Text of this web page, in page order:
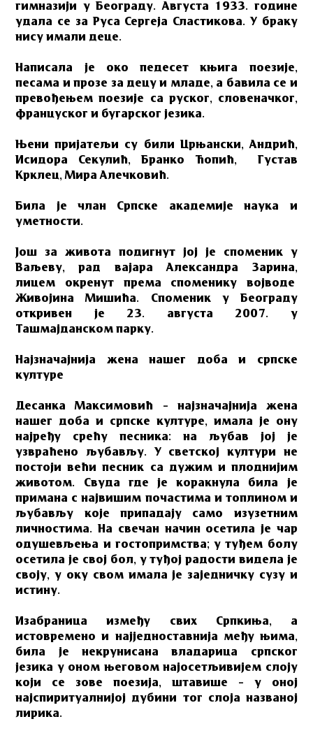
гимназији у Београду. Августа 1933. године
удала се за Руса Сергеја Сластикова. У браку
нису имали деце.
Написала је око педесет књига поезије,
песама и прозе за децу и младе, а бавила се и
превођењем поезије са руског, словеначког,
француског и бугарског језика.
Њени пријатељи су били Црњански, Андрић,
Исидора Секулић, Бранко Ћопић, Густав
Крклец, Мира Алечковић.
Била је члан Српске академије наука и
уметности.
Још за живота подигнут јој је споменик у
Ваљеву, рад вајара Александра Зарина,
лицем окренут према споменику војводе
Живојина Мишића. Споменик у Београду
откривен је 23. августа 2007. у
Ташмајданском парку.
Најзначајнија жена нашег доба и српске
културе
Десанка Максимовић – најзначајнија жена
нашег доба и српске културе, имала је ону
најређу срећу песника: на љубав јој је
узвраћено љубављу. У светској култури не
постоји већи песник са дужим и плоднијим
животом. Свуда где је коракнула била је
примана с највишим почастима и топлином и
љубављу које припадају само изузетним
личностима. На свечан начин осетила је чар
одушевљења и гостопримства; у туђем болу
осетила је свој бол, у туђој радости видела је
своју, у оку свом имала је заједничку сузу и
истину.
Изабраница између свих Српкиња, а
истовремено и најједноставнија међу њима,
била је некрунисана владарица српског
језика у оном његовом најосетљивијем слоју
који се зове поезија, штавише – у оној
најспиритуалнијој дубини тог слоја названој
лирика.